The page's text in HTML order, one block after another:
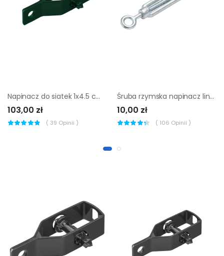
Napinacz do siatek 1x4.5 cm 21 szt. zielony
103,00 zł
( 39 Opinii )
Śruba rzymska napinacz liny oko-oko 8 mm 250 kg Standers
10,00 zł
( 106 Opinii )